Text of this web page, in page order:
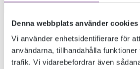
Denna webbplats använder cookies
Vi använder enhetsidentifierare för
användarna, tillhandahålla
trafik. Vi vidarebefordrar även
INSEKTER OCH INSIKTER
LINNÉ